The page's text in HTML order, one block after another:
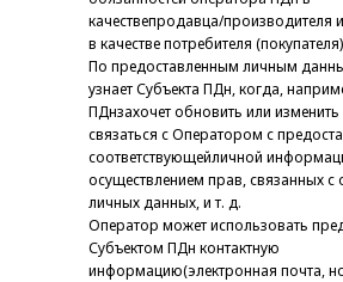
качествепродавца/производителя
в качестве потребителя
По предоставленным личным
узнает Субъекта ПДн, когда,
ПДнзахочет обновить или
связаться с Оператором с
соответствующейличной
осуществлением прав, связанных с
личных данных, и т. д.
Оператор может использовать
Субъектом ПДн контактную
информацию(электронная почта,